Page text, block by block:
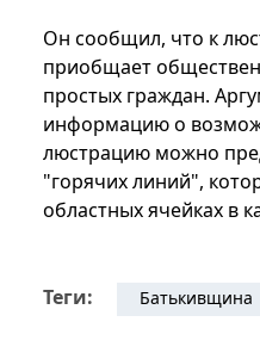
Он сообщил, что к
приобщает
простых граждан.
информацию о
люстрацию можно
"горячих линий",
областных ячейках в
Теги: Батькивщина